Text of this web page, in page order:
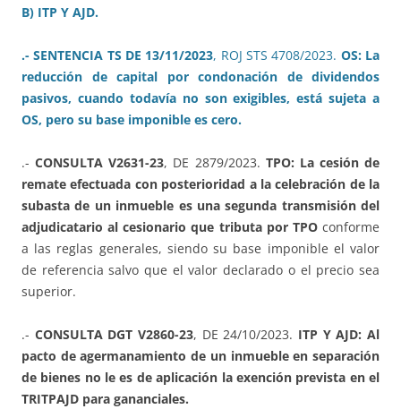
B) ITP Y AJD.
.- SENTENCIA TS DE 13/11/2023, ROJ STS 4708/2023. OS: La
reducción de capital por condonación de dividendos
pasivos, cuando todavía no son exigibles, está sujeta a
OS, pero su base imponible es cero.
.-CONSULTA V2631-23, DE 2879/2023. TPO: La cesión de
remate efectuada con posterioridad a la celebración de la
subasta de un inmueble es una segunda transmisión del
adjudicatario al cesionario que tributa por TPOconforme
a las reglas generales, siendo su base imponible el valor
de referencia salvo que el valor declarado o el precio sea
superior.
.- CONSULTA DGT V2860-23, DE 24/10/2023. ITP Y AJD: Al
pacto de agermanamiento de un inmueble en separación
de bienes no le es de aplicación la exención prevista en el
TRITPAJD para gananciales.